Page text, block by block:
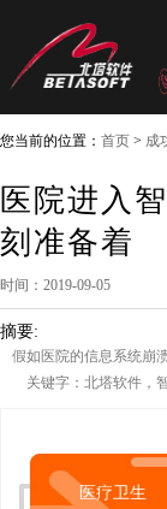
您当前的位置： 首页 > 成
医院进入
刻准备着
时间：2019-09-05
摘要:
假如医院的信息系统崩
关键字：北塔软件，
医疗卫生